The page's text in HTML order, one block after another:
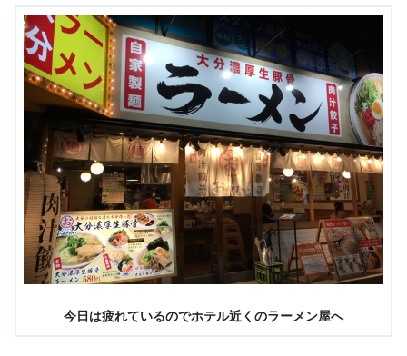
今日は疲れているのでホテル近くのラーメン屋へ